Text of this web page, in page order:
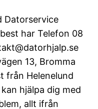
Datorservice
har Telefon 08
13, Bromma
från Helenelund
hjälpa dig med
allt ifrån